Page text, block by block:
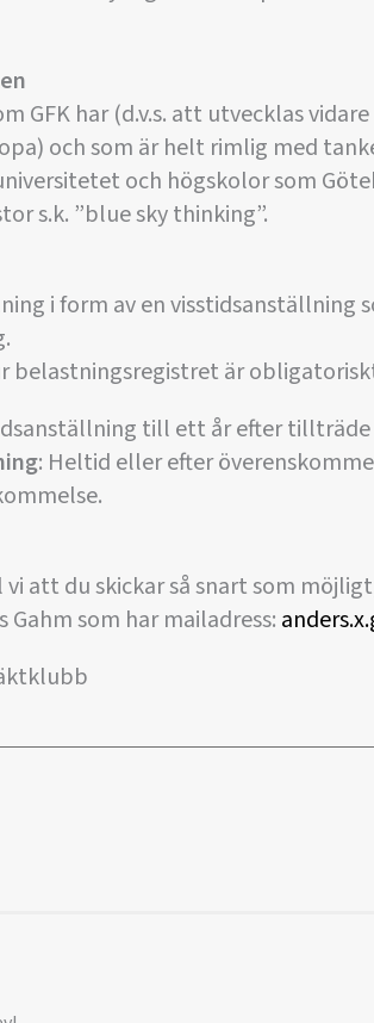
GFK har (d.v.s. att utvecklas
och som är helt rimlig med
och högskolor som
s.k. ”blue sky thinking”.
i form av en visstidsanställning
belastningsregistret är
till ett år efter
: Heltid eller efter
att du skickar så snart som
som har mailadress: